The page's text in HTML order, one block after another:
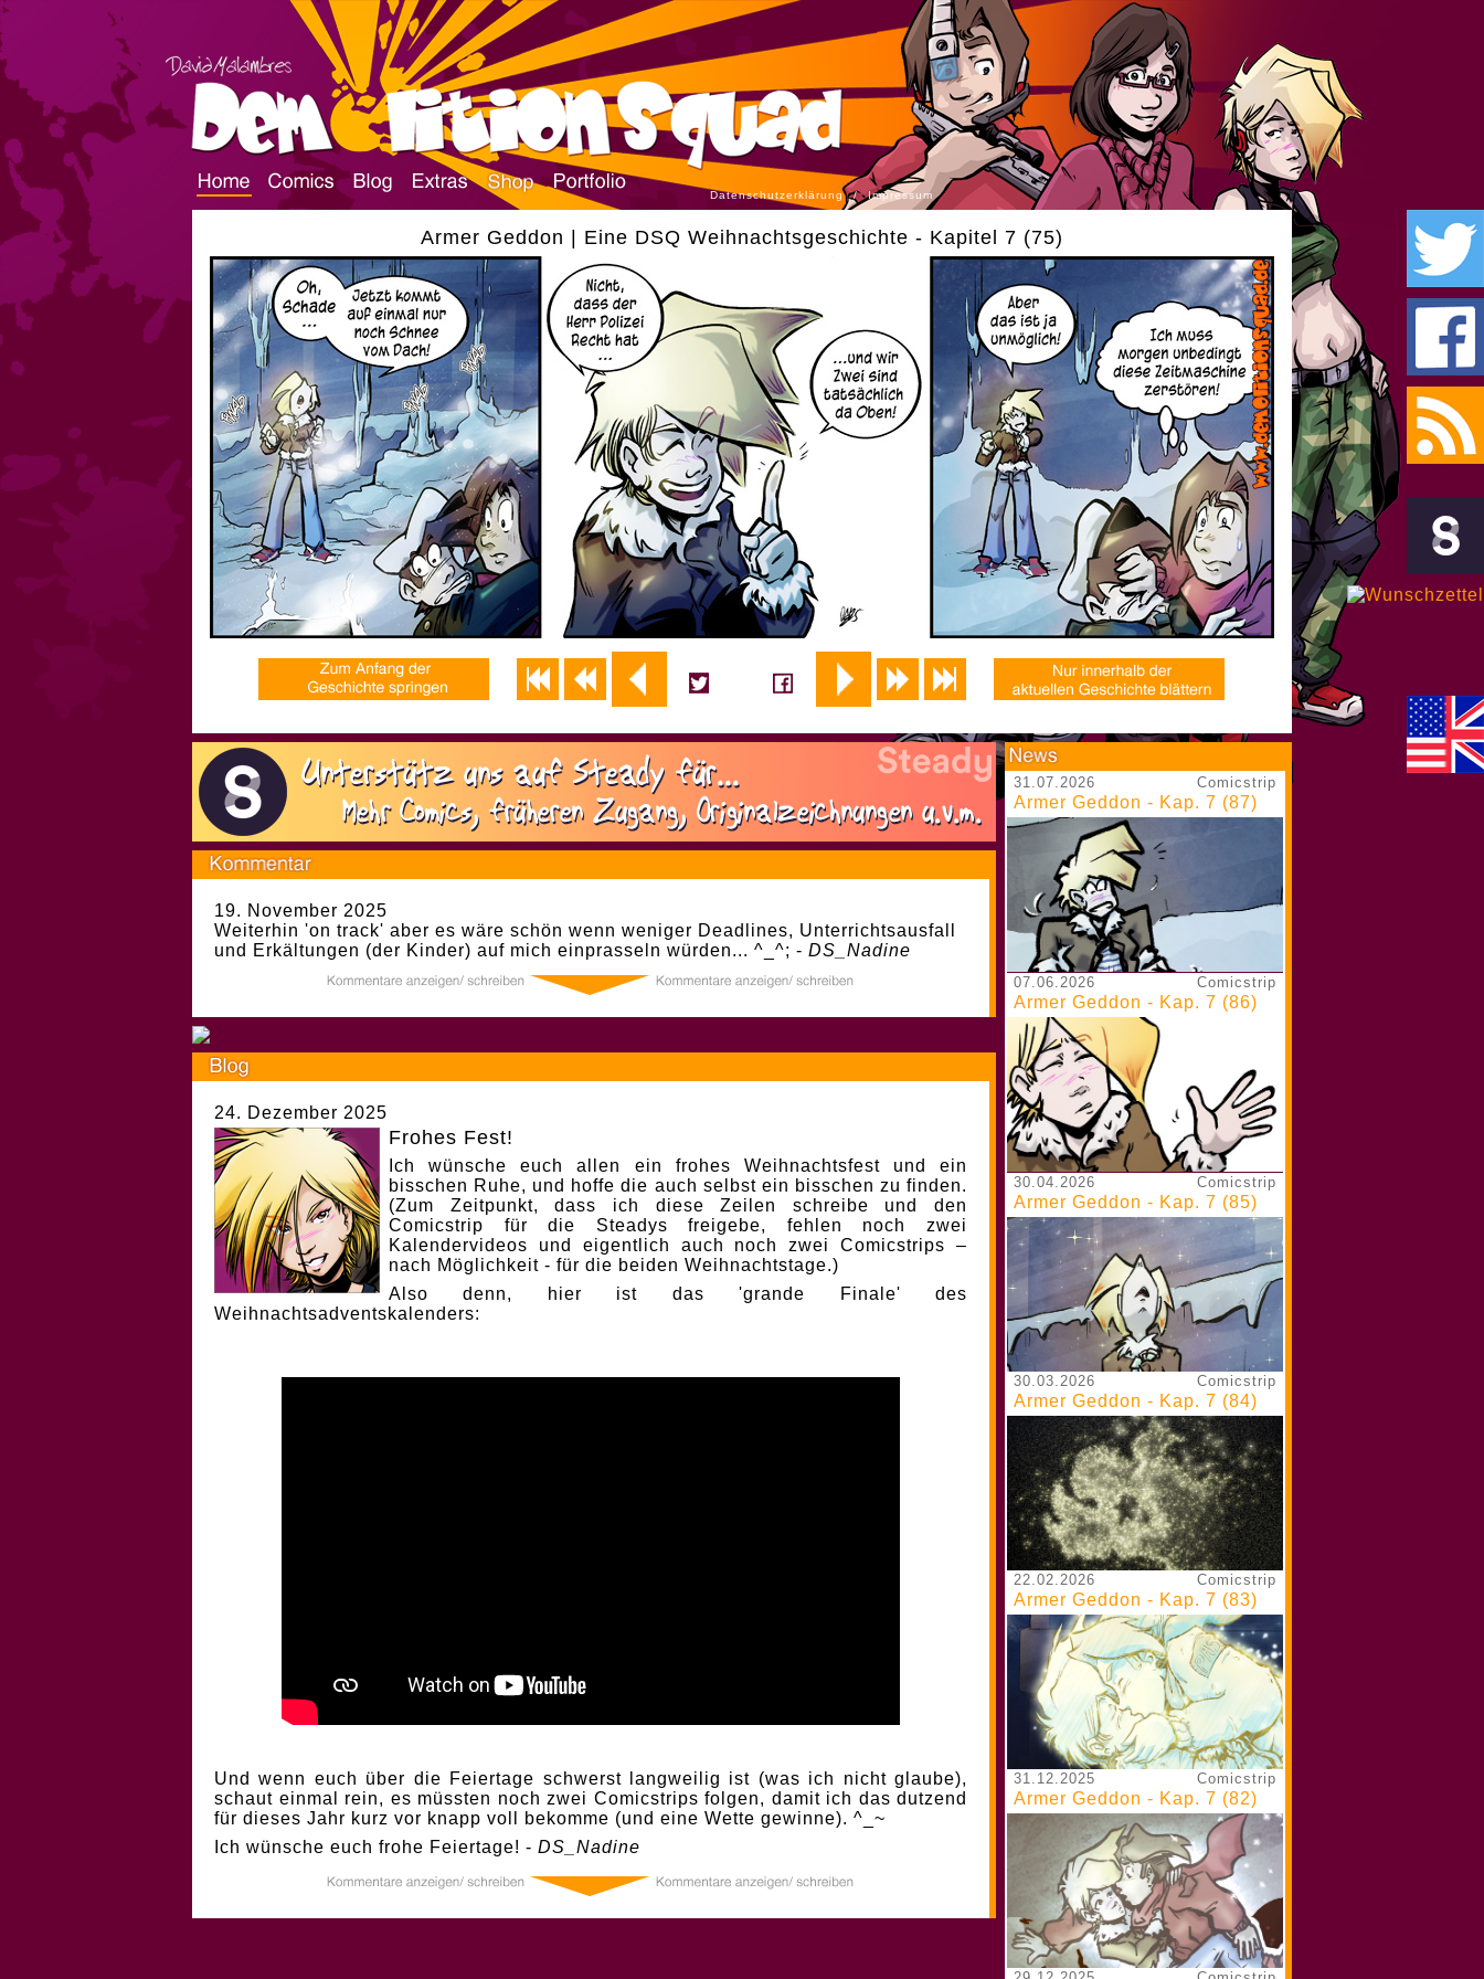
Datenschutzerklärung / Impressum
Armer Geddon | Eine DSQ Weihnachtsgeschichte - Kapitel 7 (75)
19. November 2025
Weiterhin 'on track' aber es wäre schön wenn weniger Deadlines, Unterrichtsausfall
und Erkältungen (der Kinder) auf mich einprasseln würden... ^_^; - DS_Nadine
24. Dezember 2025
Frohes Fest!
Ich wünsche euch allen ein frohes Weihnachtsfest und ein
bisschen Ruhe, und hoffe die auch selbst ein bisschen zu finden.
(Zum Zeitpunkt, dass ich diese Zeilen schreibe und den
Comicstrip für die Steadys freigebe, fehlen noch zwei
Kalendervideos und eigentlich auch noch zwei Comicstrips –
nach Möglichkeit - für die beiden Weihnachtstage.)
Also denn, hier ist das 'grande Finale' des
Weihnachtsadventskalenders:
Und wenn euch über die Feiertage schwerst langweilig ist (was ich nicht glaube),
schaut einmal rein, es müssten noch zwei Comicstrips folgen, damit ich das dutzend
für dieses Jahr kurz vor knapp voll bekomme (und eine Wette gewinne). ^_~
Ich wünsche euch frohe Feiertage! - DS_Nadine
31.07.2026 Comicstrip
Armer Geddon - Kap. 7 (87)
07.06.2026 Comicstrip
Armer Geddon - Kap. 7 (86)
30.04.2026 Comicstrip
Armer Geddon - Kap. 7 (85)
30.03.2026 Comicstrip
Armer Geddon - Kap. 7 (84)
22.02.2026 Comicstrip
Armer Geddon - Kap. 7 (83)
31.12.2025 Comicstrip
Armer Geddon - Kap. 7 (82)